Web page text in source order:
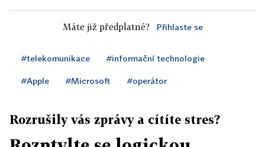
Máte již předplatné? Přihlaste se
#telekomunikace #informační technologie
#Apple #Microsoft #operátor
Rozrušily vás zprávy a cítíte stres?